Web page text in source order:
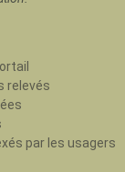
relevés
par les usagers